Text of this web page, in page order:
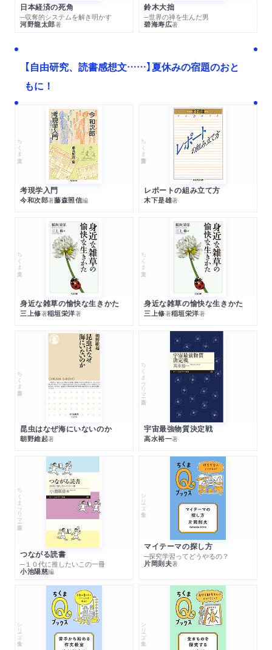
日本経済の死角
─収奪的システムを解き明かす
河野龍太郎著
鈴木大拙
─世界の禅を生んだ男
碧海寿広著
【自由研究、読書感想文……】夏休みの宿題のおと
もに！
ちくま文庫
考現学入門
今和次郎著藤森照信編
ちくま学芸文庫
レポートの組み立て方
木下是雄著
ちくま文庫
身近な雑草の愉快な生きかた
三上修著稲垣栄洋著
ちくま文庫
身近な雑草の愉快な生きかた
三上修著稲垣栄洋著
ちくま新書
昆虫はなぜ海にいないのか
朝野維起著
ちくまプリマー新書
宇宙最強物質決定戦
高水裕一著
ちくまプリマー新書
つながる読書
─１０代に推したいこの一冊
小池陽慈編
シリーズ・全集
マイテーマの探し方
─探究学習ってどうやるの？
片岡則夫著
シリーズ・全集 シリーズ・全集